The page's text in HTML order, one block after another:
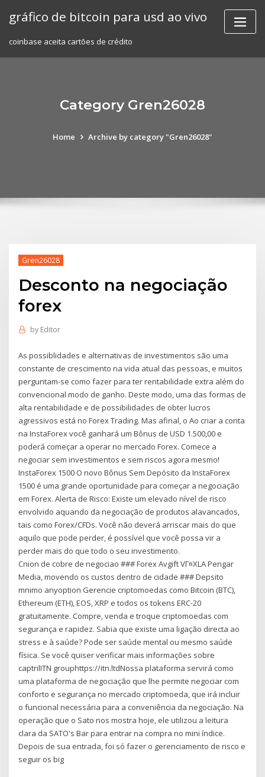
gráfico de bitcoin para usd ao vivo
coinbase aceita cartões de crédito
Category Gren26028
Home Archive by category "Gren26028"
Gren26028
Desconto na negociação
forex
by Editor
As possiblidades e alternativas de investimentos são uma
constante de crescimento na vida atual das pessoas, e muitos
perguntam-se como fazer para ter rentabilidade extra além do
convencional modo de ganho. Deste modo, uma das formas de
alta rentabilidade e de possibilidades de obter lucros
agressivos está no Forex Trading. Mas afinal, o Ao criar a conta
na InstaForex você ganhará um Bônus de USD 1.500,00 e
poderá começar a operar no mercado Forex. Comece a
negociar sem investimentos e sem riscos agora mesmo!
InstaForex 1500 O novo Bônus Sem Depósito da InstaForex
1500 é uma grande oportunidade para começar a negociação
em Forex. Alerta de Risco: Existe um elevado nível de risco
envolvido aquando da negociação de produtos alavancados,
tais como Forex/CFDs. Você não deverá arriscar mais do que
aquilo que pode perder, é possível que você possa vir a
perder mais do que todo o seu investimento.
Cnion de cobre de negociao ### Forex Avgift VГ¤XLA Pengar
Media, movendo os custos dentro de cidade ### Depsito
mnimo anyoption Gerencie criptomoedas como Bitcoin (BTC),
Ethereum (ETH), EOS, XRP e todos os tokens ERC-20
gratuitamente. Compre, venda e troque criptomoedas com
segurança e rapidez. Sabia que existe uma ligação directa ao
stress e à saúde? Pode ser saúde mental ou mesmo saúde
física. Se você quiser verificar mais informações sobre
captrilITN grouphttps://itn.ltdNossa plataforma servirá como
uma plataforma de negociação que lhe permite negociar com
conforto e segurança no mercado criptomoeda, que irá incluir
o funcional necessária para a conveniência da negociação. Na
operação que o Sato nos mostra hoje, ele utilizou a leitura
clara da SATO's Bar para entrar na compra no mini índice.
Depois de sua entrada, foi só fazer o gerenciamento de risco e
seguir os big